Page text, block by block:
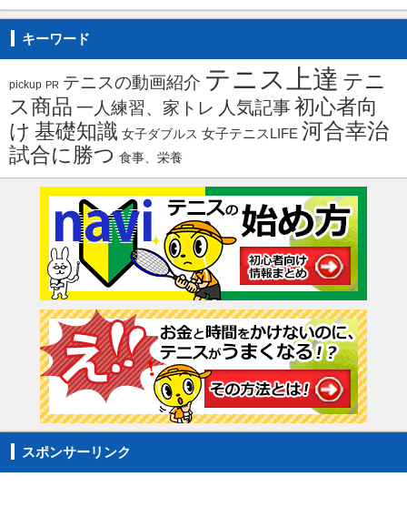
キーワード
pickup PR テニスの動画紹介 テニス上達 テニ
ス商品 一人練習、家トレ 人気記事初心者向
け 基礎知識 女子ダブルス 女子テニスLIFE 河合幸治
試合に勝つ 食事、栄養
スポンサーリンク